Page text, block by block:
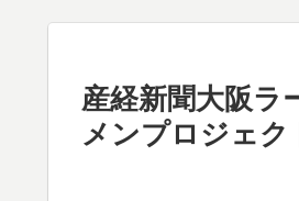
産経新聞大阪ラ
メンプロジェ